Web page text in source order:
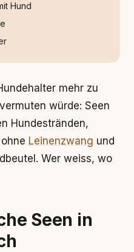
Hund
mehr zu
würde: Seen
Hundestränden,
Leinenzwang und
Wer weiss, wo
Seen in